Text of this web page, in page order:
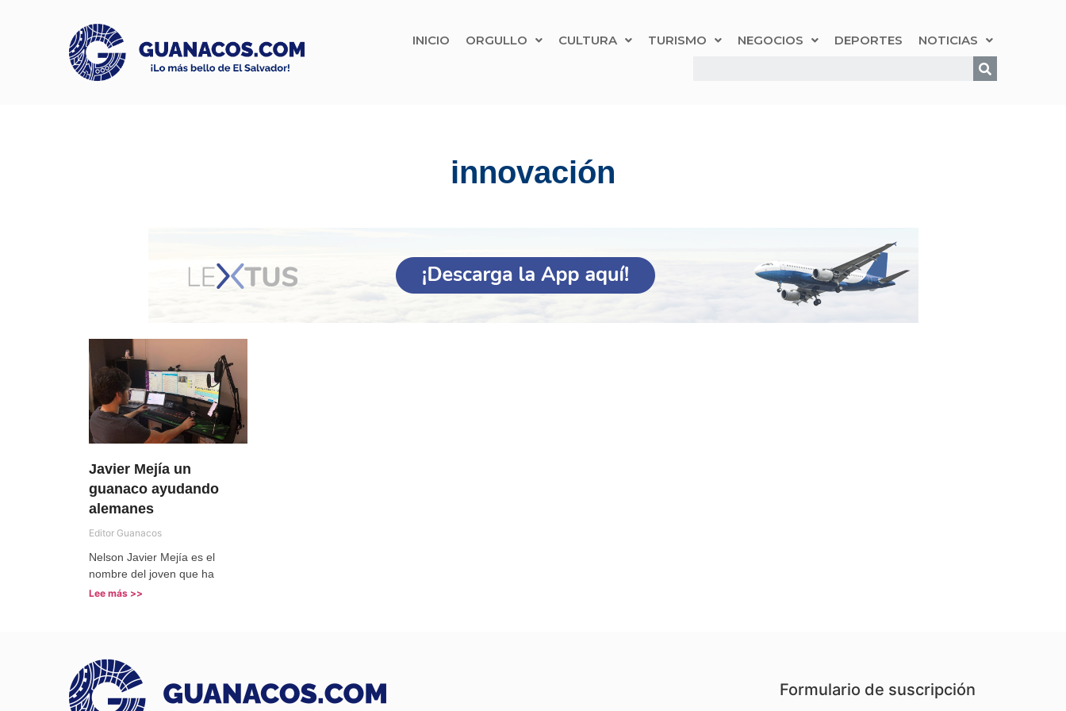
INICIO ORGULLO CULTURA TURISMO NEGOCIOS DEPORTES NOTICIAS
innovación
Javier Mejía un
guanaco ayudando
alemanes
Editor Guanacos
Nelson Javier Mejía es el
nombre del joven que ha
Lee más >>
Formulario de suscripción